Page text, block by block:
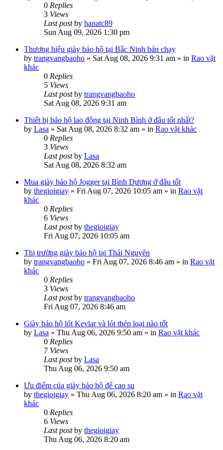
0 Replies
3 Views
Last postby hanatc89
Sun Aug 09, 2026 1:30 pm
Thương hiệu giày bảo hộ tại Bắc Ninh bán chạy
by trangvangbaoho » Sat Aug 08, 2026 9:31 am » in Rao vặt
khác
0 Replies
5 Views
Last postby trangvangbaoho
Sat Aug 08, 2026 9:31 am
Thiết bị bảo hộ lao động tại Ninh Bình ở đâu tốt nhất?
by Lasa » Sat Aug 08, 2026 8:32 am » in Rao vặt khác
0 Replies
3 Views
Last postby Lasa
Sat Aug 08, 2026 8:32 am
Mua giày bảo hộ Jogger tại Bình Dương ở đâu tốt
by thegioigiay » Fri Aug 07, 2026 10:05 am » in Rao vặt
khác
0 Replies
6 Views
Last postby thegioigiay
Fri Aug 07, 2026 10:05 am
Thị trường giày bảo hộ tại Thái Nguyên
by trangvangbaoho » Fri Aug 07, 2026 8:46 am » in Rao vặt
khác
0 Replies
3 Views
Last postby trangvangbaoho
Fri Aug 07, 2026 8:46 am
Giày bảo hộ lót Kevlar và lót thép loại nào tốt
by Lasa » Thu Aug 06, 2026 9:50 am » in Rao vặt khác
0 Replies
7 Views
Last postby Lasa
Thu Aug 06, 2026 9:50 am
Ưu điểm của giày bảo hộ đế cao su
by thegioigiay » Thu Aug 06, 2026 8:20 am » in Rao vặt
khác
0 Replies
6 Views
Last postby thegioigiay
Thu Aug 06, 2026 8:20 am